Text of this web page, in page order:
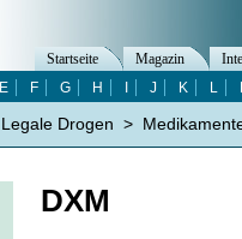
DXM
Startseite Magazin
E F G H J K L
Legale Drogen >